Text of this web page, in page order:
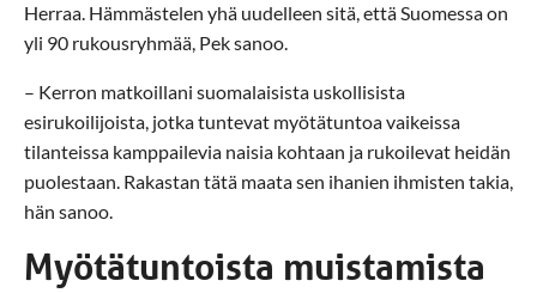
Herraa. Hämmästelen yhä uudelleen sitä, että Suomessa on
yli 90 rukousryhmää, Pek sanoo.
– Kerron matkoillani suomalaisista uskollisista
esirukoilijoista, jotka tuntevat myötätuntoa vaikeissa
tilanteissa kamppailevia naisia kohtaan ja rukoilevat heidän
puolestaan. Rakastan tätä maata sen ihanien ihmisten takia,
hän sanoo.
Myötätuntoista muistamista